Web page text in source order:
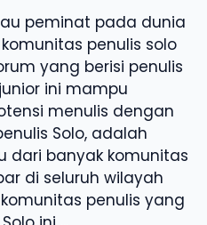
peminat pada dunia
penulis solo
yang berisi penulis
ini mampu
menulis dengan
Solo, adalah
dari banyak komunitas
di seluruh wilayah
penulis yang